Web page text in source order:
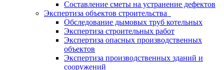
Составление сметы на устранение дефектов
Экспертиза объектов строительства
Обследование дымовых труб котельных
Экспертиза строительных работ
Экспертиза опасных производственных
объектов
Экспертиза производственных зданий и
сооружений